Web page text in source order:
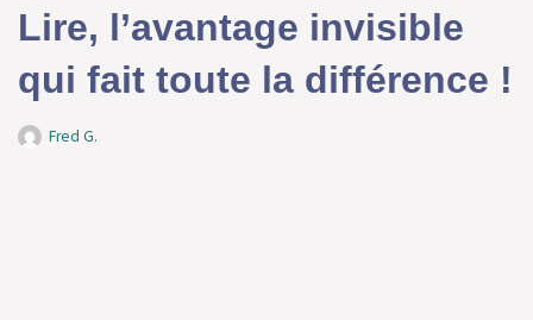
Lire, l’avantage invisible qui
fait toute la différence !
Fred G.